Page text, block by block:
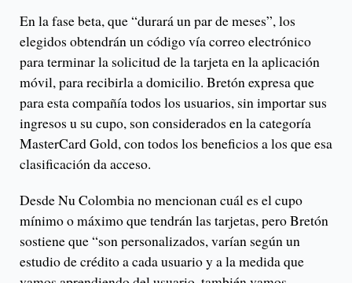
En la fase beta, que “durará un par de meses”, los
elegidos obtendrán un código vía correo electrónico
para terminar la solicitud de la tarjeta en la aplicación
móvil, para recibirla a domicilio. Bretón expresa que
para esta compañía todos los usuarios, sin importar sus
ingresos u su cupo, son considerados en la categoría
MasterCard Gold, con todos los beneficios a los que esa
clasificación da acceso.
Desde Nu Colombia no mencionan cuál es el cupo
mínimo o máximo que tendrán las tarjetas, pero Bretón
sostiene que “son personalizados, varían según un
estudio de crédito a cada usuario y a la medida que